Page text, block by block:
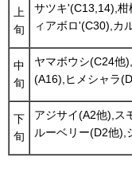
上
旬
サツキ'(C13,14),
ィアボロ'(C30),カ
中
旬
ヤマボウシ(C24他
(A16),ヒメシャラ
下
旬
アジサイ(A2他),ス
ルーベリー(D2他),